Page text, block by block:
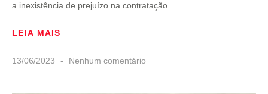
a inexistência de prejuízo na contratação.
LEIA MAIS
13/06/2023 Nenhum comentário